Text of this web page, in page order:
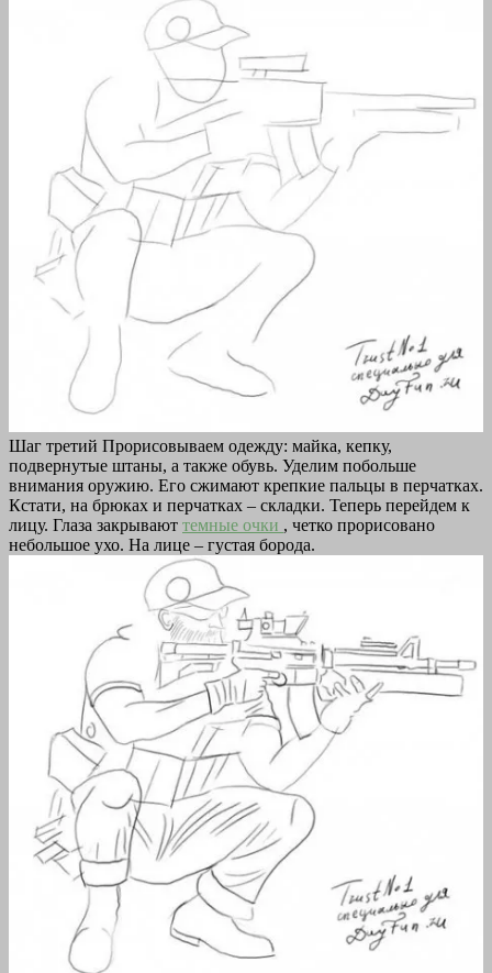
Шаг третий Прорисовываем одежду: майка, кепку,
подвернутые штаны, а также обувь. Уделим побольше
внимания оружию. Его сжимают крепкие пальцы в перчатках.
Кстати, на брюках и перчатках – складки. Теперь перейдем к
лицу. Глаза закрывают темные очки , четко прорисовано
небольшое ухо. На лице – густая борода.